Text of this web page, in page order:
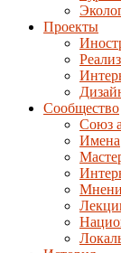
Проекты
Сообщество
Союз
Имена